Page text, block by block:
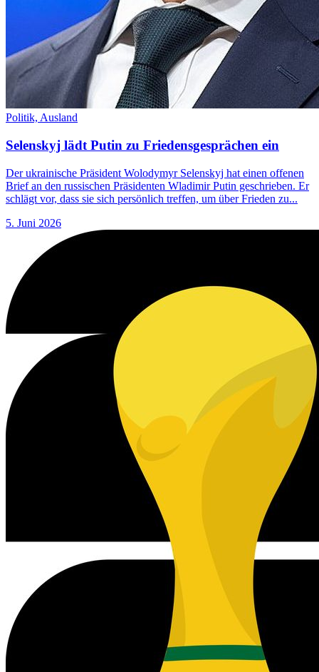
Politik, Ausland
Selenskyj lädt Putin zu Friedensgesprächen ein
Der ukrainische Präsident Wolodymyr Selenskyj hat einen offenen
Brief an den russischen Präsidenten Wladimir Putin geschrieben. Er
schlägt vor, dass sie sich persönlich treffen, um über Frieden zu...
5. Juni 2026